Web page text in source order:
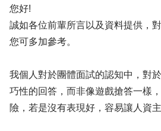
您好!
誠如各位前輩所言以及資料提供，
您可多加參考。
我個人對於團體面試的認知中，對
巧性的回答，而非像遊戲搶答一樣
險，若是沒有表現好，容易讓人資